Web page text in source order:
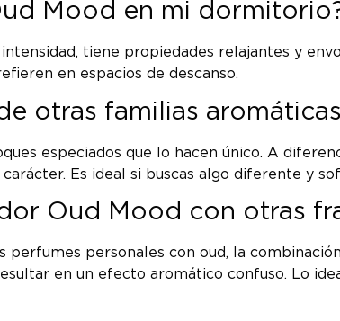
Mood en mi
tiene propiedades relajantes y
en espacios de descanso.
otras familias
especiados que lo hacen único. A
Es ideal si buscas algo diferente y
Oud Mood con otras
perfumes personales con oud, la
en un efecto aromático confuso. Lo